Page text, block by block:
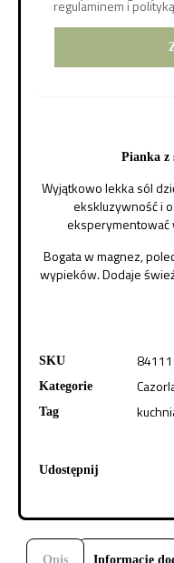
regulaminem i
Pianka z
Wyjątkowo lekka sól
ekskluzywność i
eksperymentować
Bogata w magnez,
wypieków. Dodaje
SKU
Kategorie
Tag
Udostępnij
Opis Informacje